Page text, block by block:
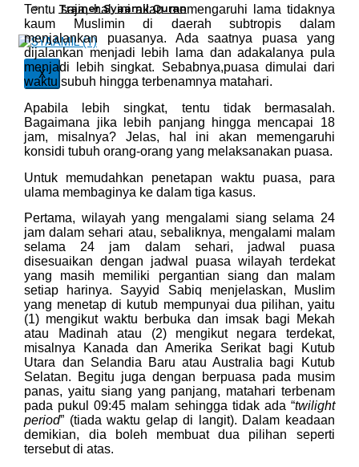
Trainer Syaamil Quran
X
Tentu saja, hal ini akan memengaruhi lama tidaknya
kaum Muslimin di daerah subtropis dalam
menjalankan puasanya. Ada saatnya puasa yang
dijalankan menjadi lebih lama dan adakalanya pula
menjadi lebih singkat. Sebabnya,puasa dimulai dari
waktu subuh hingga terbenamnya matahari.
Apabila lebih singkat, tentu tidak bermasalah.
Bagaimana jika lebih panjang hingga mencapai 18
jam, misalnya? Jelas, hal ini akan memengaruhi
konsidi tubuh orang-orang yang melaksanakan puasa.
Untuk memudahkan penetapan waktu puasa, para
ulama membaginya ke dalam tiga kasus.
Pertama, wilayah yang mengalami siang selama 24
jam dalam sehari atau, sebaliknya, mengalami malam
selama 24 jam dalam sehari, jadwal puasa
disesuaikan dengan jadwal puasa wilayah terdekat
yang masih memiliki pergantian siang dan malam
setiap harinya. Sayyid Sabiq menjelaskan, Muslim
yang menetap di kutub mempunyai dua pilihan, yaitu
(1) mengikut waktu berbuka dan imsak bagi Mekah
atau Madinah atau (2) mengikut negara terdekat,
misalnya Kanada dan Amerika Serikat bagi Kutub
Utara dan Selandia Baru atau Australia bagi Kutub
Selatan. Begitu juga dengan berpuasa pada musim
panas, yaitu siang yang panjang, matahari terbenam
pada pukul 09:45 malam sehingga tidak ada “twilight
period” (tiada waktu gelap di langit). Dalam keadaan
demikian, dia boleh membuat dua pilihan seperti
tersebut di atas.